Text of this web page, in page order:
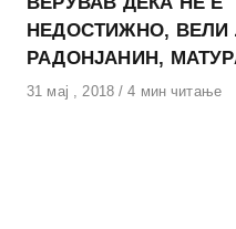
НЕДОСТИЖНО, ВЕЛИ
РАДОНЈАНИН,
Објавено
31 мај , 2018 4 мин читање